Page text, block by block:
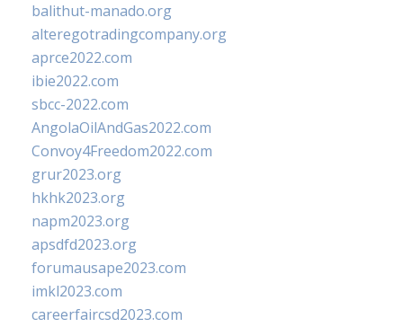
balithut-manado.org
alteregotradingcompany.org
aprce2022.com
ibie2022.com
sbcc-2022.com
AngolaOilAndGas2022.com
Convoy4Freedom2022.com
grur2023.org
hkhk2023.org
napm2023.org
apsdfd2023.org
forumausape2023.com
imkl2023.com
careerfaircsd2023.com